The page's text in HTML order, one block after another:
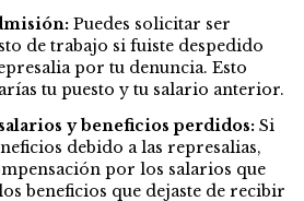
Puedes solicitar ser
de trabajo si fuiste despedido
por tu denuncia. Esto
tu puesto y tu salario anterior.
y beneficios perdidos: Si
debido a las represalias,
por los salarios que
beneficios que dejaste de recibir